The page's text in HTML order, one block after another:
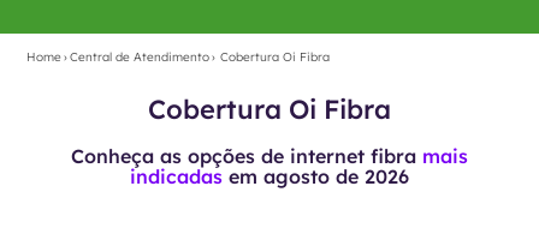
Home›Central de Atendimento› Cobertura Oi Fibra
Cobertura Oi Fibra
Conheça as opções de internet fibra mais
indicadas em agosto de 2026